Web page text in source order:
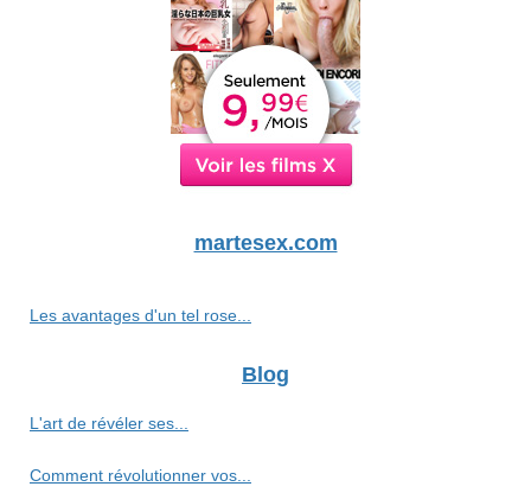
martesex.com
Les avantages d'un tel rose...
Blog
L'art de révéler ses...
Comment révolutionner vos...